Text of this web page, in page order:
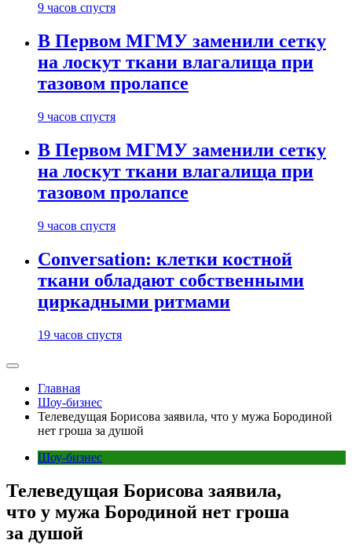
9 часов спустя
В Первом МГМУ заменили сетку
на лоскут ткани влагалища при
тазовом пролапсе
9 часов спустя
В Первом МГМУ заменили сетку
на лоскут ткани влагалища при
тазовом пролапсе
9 часов спустя
Conversation: клетки костной
ткани обладают собственными
циркадными ритмами
19 часов спустя
Главная
Шоу-бизнес
Телеведущая Борисова заявила, что у мужа Бородиной
нет гроша за душой
Шоу-бизнес
Телеведущая Борисова заявила,
что у мужа Бородиной нет гроша
за душой